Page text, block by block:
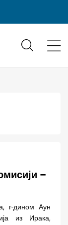
–
г-дином Аун
из Ирака,